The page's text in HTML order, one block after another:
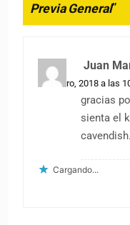
Previa General”
Juan
5 febrero, 2018 a las
gracias
sienta el
cavendish.
Cargando...